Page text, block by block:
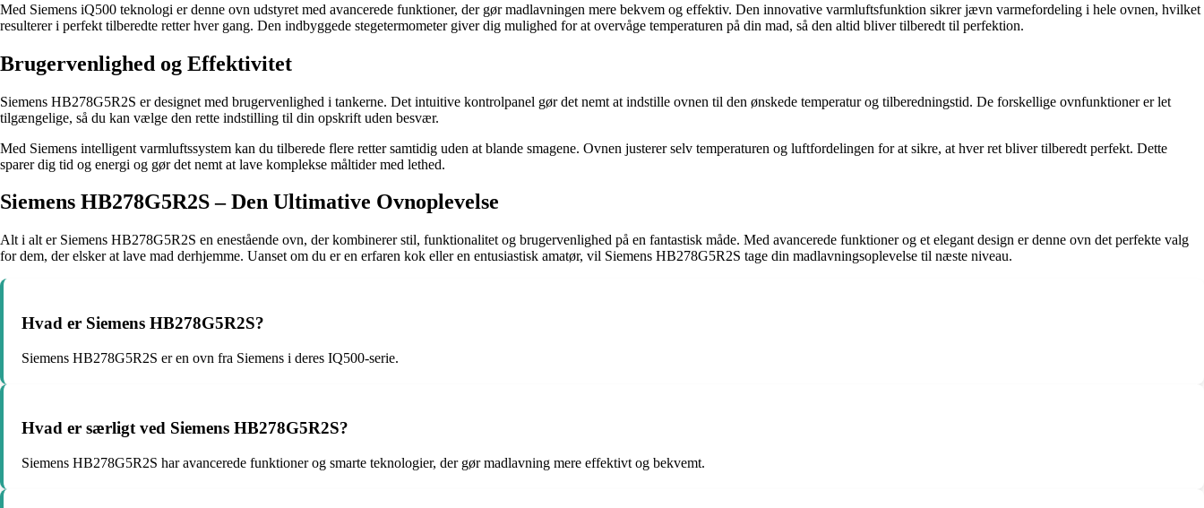
Med Siemens iQ500 teknologi er denne ovn udstyret med avancerede funktioner, der gør madlavningen mere bekvem og effektiv. Den innovative varmluftsfunktion sikrer jævn varmefordeling i hele ovnen, hvilket
resulterer i perfekt tilberedte retter hver gang. Den indbyggede stegetermometer giver dig mulighed for at overvåge temperaturen på din mad, så den altid bliver tilberedt til perfektion.
Brugervenlighed og Effektivitet
Siemens HB278G5R2S er designet med brugervenlighed i tankerne. Det intuitive kontrolpanel gør det nemt at indstille ovnen til den ønskede temperatur og tilberedningstid. De forskellige ovnfunktioner er let
tilgængelige, så du kan vælge den rette indstilling til din opskrift uden besvær.
Med Siemens intelligent varmluftssystem kan du tilberede flere retter samtidig uden at blande smagene. Ovnen justerer selv temperaturen og luftfordelingen for at sikre, at hver ret bliver tilberedt perfekt. Dette
sparer dig tid og energi og gør det nemt at lave komplekse måltider med lethed.
Siemens HB278G5R2S – Den Ultimative Ovnoplevelse
Alt i alt er Siemens HB278G5R2S en enestående ovn, der kombinerer stil, funktionalitet og brugervenlighed på en fantastisk måde. Med avancerede funktioner og et elegant design er denne ovn det perfekte valg
for dem, der elsker at lave mad derhjemme. Uanset om du er en erfaren kok eller en entusiastisk amatør, vil Siemens HB278G5R2S tage din madlavningsoplevelse til næste niveau.
Hvad er Siemens HB278G5R2S?
Siemens HB278G5R2S er en ovn fra Siemens i deres IQ500-serie.
Hvad er særligt ved Siemens HB278G5R2S?
Siemens HB278G5R2S har avancerede funktioner og smarte teknologier, der gør madlavning mere effektivt og bekvemt.